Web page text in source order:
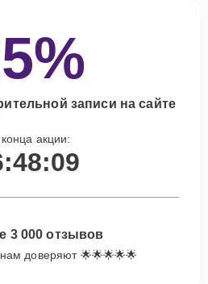
записи на сайте
акции:
3 000 отзывов
нам доверяют 🌟🌟🌟🌟🌟